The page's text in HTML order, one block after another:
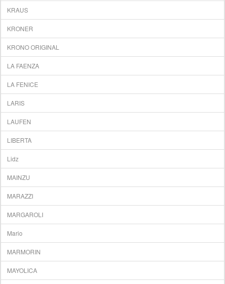
KRAUS
KRONER
KRONO ORIGINAL
LA FAENZA
LA FENICE
LARIS
LAUFEN
LIBERTA
Lidz
MAINZU
MARAZZI
MARGAROLI
Mario
MARMORIN
MAYOLICA